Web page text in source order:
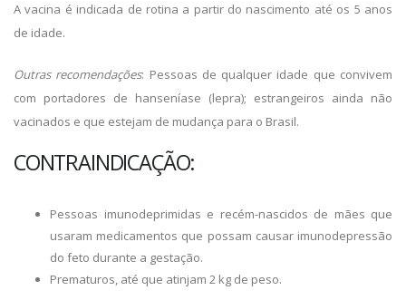
A vacina é indicada de rotina a partir do nascimento até os 5 anos
de idade.
Outras recomendações: Pessoas de qualquer idade que convivem
com portadores de hanseníase (lepra); estrangeiros ainda não
vacinados e que estejam de mudança para o Brasil.
CONTRAINDICAÇÃO:
Pessoas imunodeprimidas e recém-nascidos de mães que
usaram medicamentos que possam causar imunodepressão
do feto durante a gestação.
Prematuros, até que atinjam 2 kg de peso.